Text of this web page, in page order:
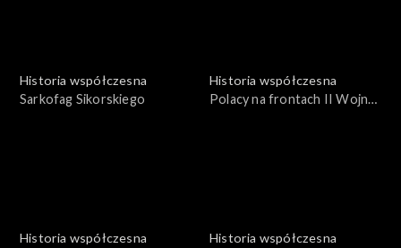
Historia współczesna
Sarkofag Sikorskiego
Historia współczesna
Polacy na frontach II Wojny
Historia współczesna
Historia współczesna